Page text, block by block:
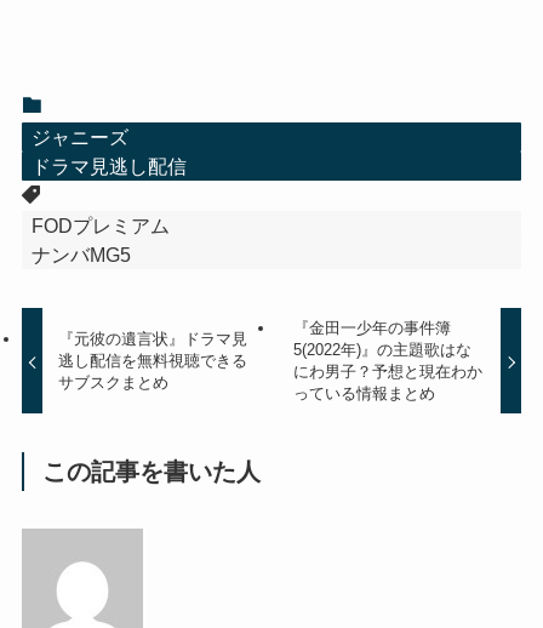
ジャニーズ
ドラマ見逃し配信
FODプレミアム
ナンバMG5
『元彼の遺言状』ドラマ見
逃し配信を無料視聴できる
サブスクまとめ
『金田一少年の事件簿
5(2022年)』の主題歌はな
にわ男子？予想と現在わか
っている情報まとめ
この記事を書いた人